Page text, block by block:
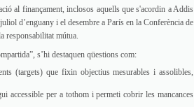
al finançament, inclosos aquells que s'acordin a Addis
d’enguany i el desembre a París en la Conferència de
responsabilitat mútua.
s’hi destaquen qüestions com:
(targets) que fixin objectius mesurables i assolibles,
accessible per a tothom i permeti cobrir les mancances